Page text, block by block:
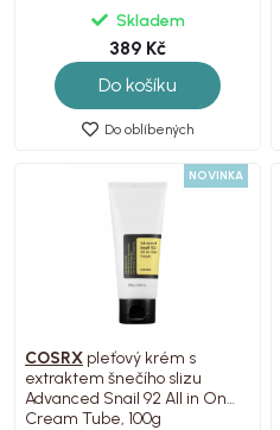
Skladem
389 Kč
Do košíku
Do oblíbených
NOVINKA
COSRX pleťový krém s
extraktem šnečího slizu
Advanced Snail 92 All in One
Cream Tube, 100g